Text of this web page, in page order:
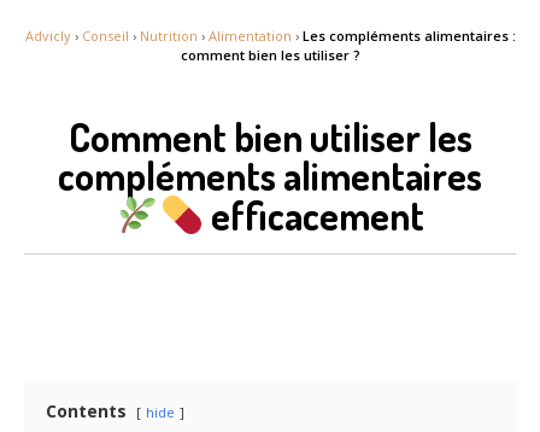
Advicly› Conseil › Nutrition › Alimentation › Les compléments alimentaires :
comment bien les utiliser ?
Comment bien utiliser les
compléments alimentaires
efficacement
Contents hide